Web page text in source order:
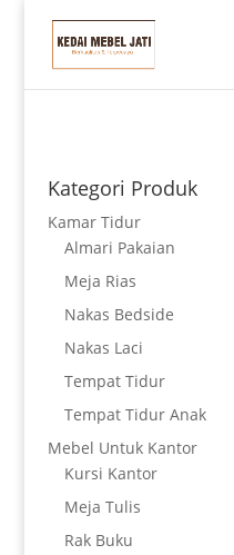
Kategori Produk
Kamar Tidur
Almari Pakaian
Meja Rias
Nakas Bedside
Nakas Laci
Tempat Tidur
Tempat Tidur Anak
Mebel Untuk Kantor
Kursi Kantor
Meja Tulis
Rak Buku